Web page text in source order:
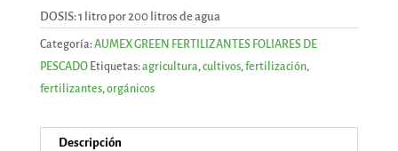
DOSIS: 1 litro por 200 litros de agua
Categoría:AUMEX GREEN FERTILIZANTES FOLIARES DE
PESCADO Etiquetas:agricultura,cultivos,fertilización,
fertilizantes,orgánicos
Descripción